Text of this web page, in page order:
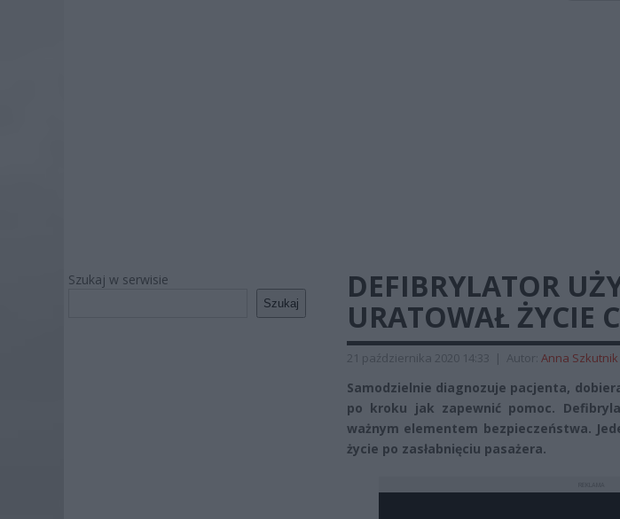
Szukaj w serwisie
Szukaj
DEFIBRYLATOR
URATOWAŁ ŻYCIE
21 października 2020 14:33 | Autor: Anna Szkutnik
Samodzielnie diagnozuje pacjenta,
po kroku jak zapewnić pomoc.
ważnym elementem bezpieczeństwa.
życie po zasłabnięciu pasażera.